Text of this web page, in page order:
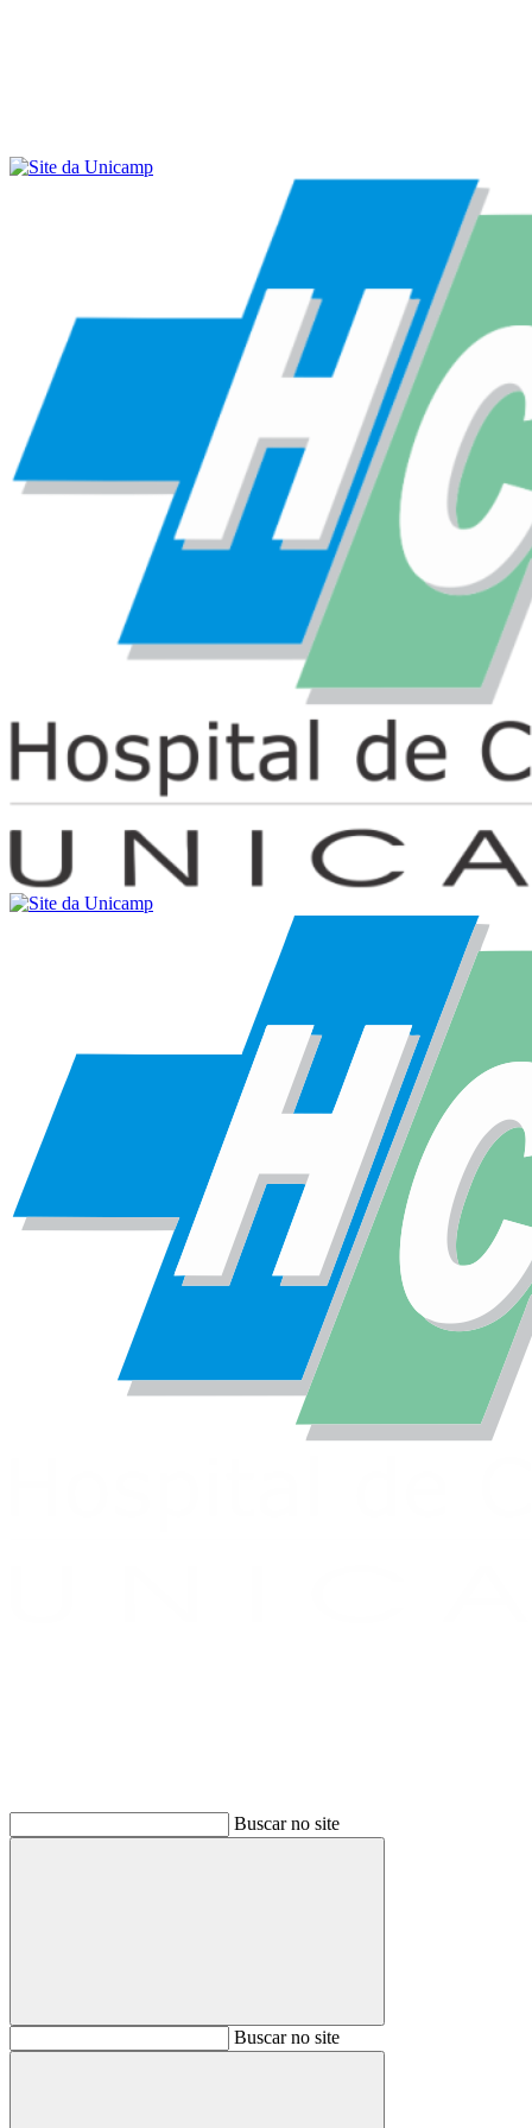
Buscar no site
BuscarBuscar no site